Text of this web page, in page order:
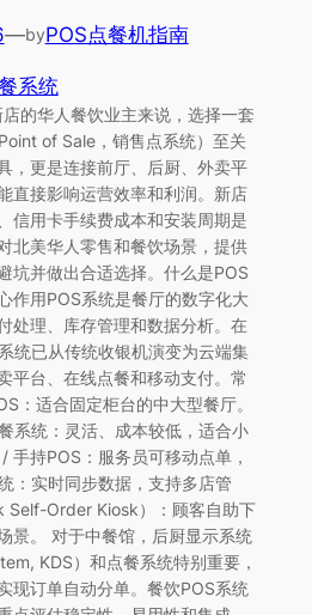
—byPOS点餐机指南
系统
的华人餐饮业主来说，选择一套
of Sale，销售点系统）至关
，更是连接前厅、后厨、外卖平
直接影响运营效率和利润。新店
信用卡手续费成本和安装周期是
北美华人零售和餐饮场景，提供
坑并做出合适选择。什么是POS
作用POS系统是餐厅的数字化大
处理、库存管理和数据分析。在
统已从传统收银机演变为云端集
平台、在线点餐和移动支付。常
：适合固定柜台的中大型餐厅。
系统：灵活、成本较低，适合小
手持POS：服务员可移动点单，
：实时同步数据，支持多店管
Self-Order Kiosk）：顾客自助下
景。 对于中餐馆，后厨显示系统
KDS）和点餐系统特别重要，
现订单自动分单。餐饮POS系统